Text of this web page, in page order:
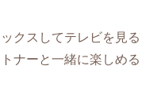
クスしてテレビを見る
ナーと一緒に楽しめる